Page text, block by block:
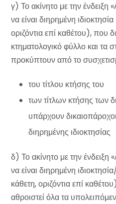
γ) Το ακίνητο με την
να είναι διηρημένη
οριζόντια επί καθέτου), που
κτηματολογικό φύλλο και τα
προκύπτουν από το
του τίτλου κτήσης του
των τίτλων κτήσης των
υπάρχουν
διηρημένης ιδιοκτησίας
δ) Το ακίνητο με την
να είναι διηρημένη
κάθετη, οριζόντια επί
αθροιστεί όλα τα